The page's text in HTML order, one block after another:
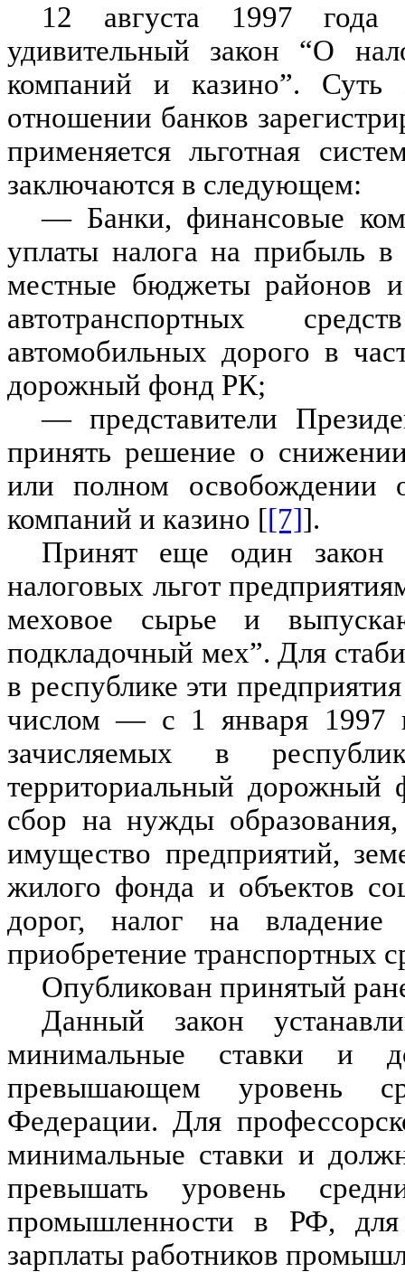
12 августа 1997
удивительный закон “О
компаний и казино”. Суть
отношении банков
применяется льготная
заключаются в следующем:
— Банки, финансовые
уплаты налога на прибыль
местные бюджеты районов
автотранспортных
автомобильных дорого в
дорожный фонд РК;
— представители
принять решение о
или полном освобождении
компаний и казино [[7]].
Принят еще один закон
налоговых льгот
меховое сырье и
подкладочный мех”. Для
в республике эти
числом — с 1 января 1997
зачисляемых в
территориальный
сбор на нужды
имущество предприятий,
жилого фонда и объектов
дорог, налог на владение
приобретение транспортных
Опубликован принятый
Данный закон
минимальные ставки и
превышающем уровень
Федерации. Для
минимальные ставки и
превышать уровень
промышленности в РФ,
зарплаты работников